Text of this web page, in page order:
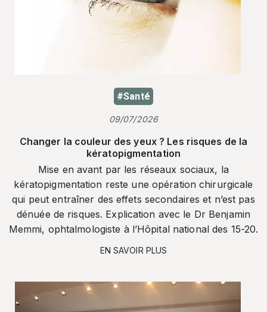
#Santé
09/07/2026
Changer la couleur des yeux ? Les risques de la
kératopigmentation
Mise en avant par les réseaux sociaux, la
kératopigmentation reste une opération chirurgicale
qui peut entraîner des effets secondaires et n’est pas
dénuée de risques. Explication avec le Dr Benjamin
Memmi, ophtalmologiste à l’Hôpital national des 15-20.
EN SAVOIR PLUS